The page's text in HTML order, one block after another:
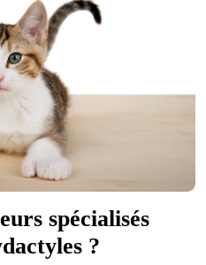
spécialisés
?